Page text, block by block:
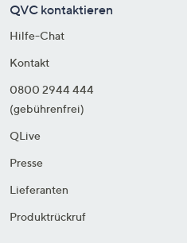
QVC kontaktieren
Hilfe-Chat
Kontakt
0800 2944 444
(gebührenfrei)
QLive
Presse
Lieferanten
Produktrückruf